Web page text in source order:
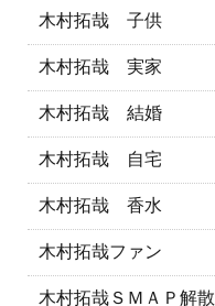
木村拓哉 子供
木村拓哉 実家
木村拓哉 結婚
木村拓哉 自宅
木村拓哉 香水
木村拓哉ファン
木村拓哉ＳＭＡＰ解散